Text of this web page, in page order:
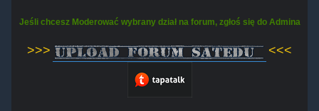
Jeśli chcesz Moderować wybrany dział na forum, zgłoś się do Admina
>>> <<<